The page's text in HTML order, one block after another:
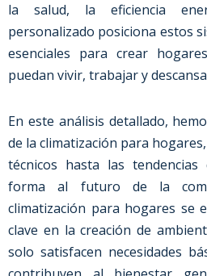
la salud, la eficiencia
personalizado posiciona estos
esenciales para crear
puedan vivir, trabajar y
En este análisis detallado,
de la climatización para
técnicos hasta las
forma al futuro de la
climatización para hogares se
clave en la creación de
solo satisfacen necesidades